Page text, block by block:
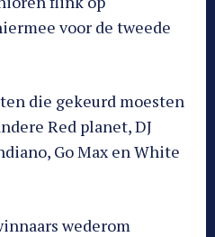
voor de tweede
die gekeurd moesten
Red planet, DJ
Go Max en White
wederom